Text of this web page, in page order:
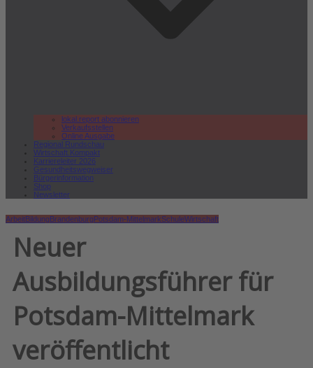
lokal.report abonnieren
Verkaufsstellen
Online Ausgabe
Regional Rundschau
Wirtschaft.Kompakt
Karriereleiter 2026
Gesundheitswegweiser
Bürgerinformation
Shop
Newsletter
ArbeitBildungBrandenburgPotsdam-MittelmarkSchuleWirtschaft
Neuer
Ausbildungsführer für
Potsdam-Mittelmark
veröffentlicht